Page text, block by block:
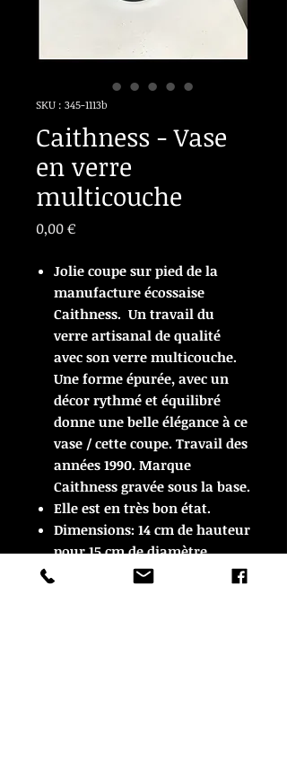
SKU : 345-1113b
Caithness - Vase
en verre
multicouche
0,00 €Prix
Jolie coupe sur pied de la
manufacture écossaise
Caithness. Un travail du
verre artisanal de qualité
avec son verre multicouche.
Une forme épurée, avec un
décor rythmé et équilibré
donne une belle élégance à ce
vase / cette coupe. Travail des
années 1990. Marque
Caithness gravée sous la base.
Elle est en très bon état.
Dimensions: 14 cm de hauteur
pour 15 cm de diamètre.